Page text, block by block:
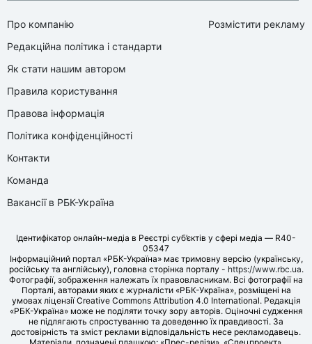
Про компанію
Редакційна політика і стандарти
Як стати нашим автором
Правила користування
Правова інформація
Політика конфіденційності
Контакти
Команда
Вакансії в РБК-Україна
Розмістити рекламу
Ідентифікатор онлайн-медіа в Реєстрі суб’єктів у сфері медіа — R40-
05347
Інформаційний портал «РБК-Україна» має тримовну версію (українську,
російську та англійську), головна сторінка порталу - https://www.rbc.ua.
Фотографії, зображення належать їх правовласникам. Всі фотографії на
Порталі, авторами яких є журналісти «РБК-Україна», розміщені на
умовах ліцензії Creative Commons Attribution 4.0 International. Редакція
«РБК-Україна» може не поділяти точку зору авторів. Оціночні судження
не підлягають спростуванню та доведенню їх правдивості. За
достовірність та зміст реклами відповідальність несе рекламодавець.